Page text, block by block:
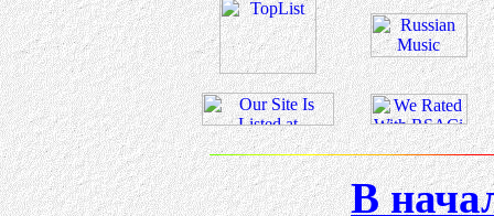
В